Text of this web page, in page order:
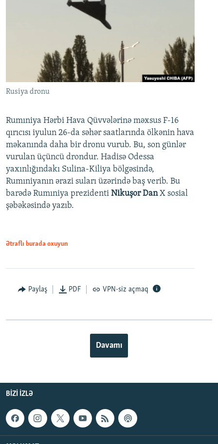
Rusiya dronu
Rumıniya Hərbi Hava Qüvvələrinə məxsus F-16
qırıcısı iyulun 26-da səhər saatlarında ölkənin hava
məkanında daha bir dronu vurub. Bu, son günlər
vurulan üçüncü drondur. Hadisə Odessa
yaxınlığındakı Sulina-Kiliya bölgəsində,
Rumıniyanın ərazi suları üzərində baş verib. Bu
barədə Rumıniya prezidenti Nikuşor DanX sosial
şəbəkəsində yazıb.
Ətraflı burada oxuyun
Paylaş PDF VPN-siz açmaq
Davamı
BIZI IZLƏ